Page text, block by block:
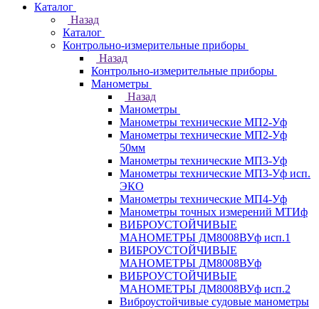
Каталог
Назад
Каталог
Контрольно-измерительные приборы
Назад
Контрольно-измерительные приборы
Манометры
Назад
Манометры
Манометры технические МП2-Уф
Манометры технические МП2-Уф
50мм
Манометры технические МП3-Уф
Манометры технические МП3-Уф исп.
ЭКО
Манометры технические МП4-Уф
Манометры точных измерений МТИф
ВИБРОУСТОЙЧИВЫЕ
МАНОМЕТРЫ ДМ8008ВУф исп.1
ВИБРОУСТОЙЧИВЫЕ
МАНОМЕТРЫ ДМ8008ВУф
ВИБРОУСТОЙЧИВЫЕ
МАНОМЕТРЫ ДМ8008ВУф исп.2
Виброустойчивые судовые манометры